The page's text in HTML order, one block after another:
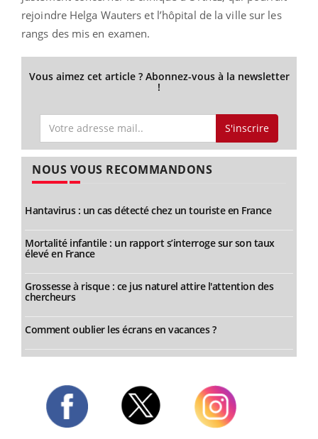
rejoindre Helga Wauters et l’hôpital de la ville sur les
rangs des mis en examen.
Vous aimez cet article ? Abonnez-vous à la newsletter
!
S'inscrire
NOUS VOUS RECOMMANDONS
Hantavirus : un cas détecté chez un touriste en France
Mortalité infantile : un rapport s’interroge sur son taux
élevé en France
Grossesse à risque : ce jus naturel attire l'attention des
chercheurs
Comment oublier les écrans en vacances ?